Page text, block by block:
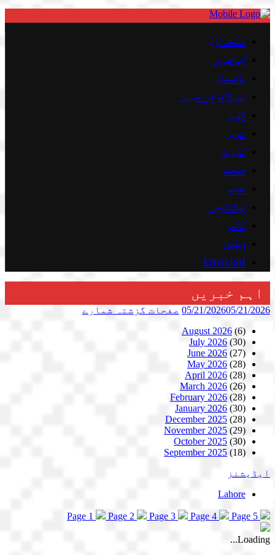
صفحہ اوّل
اہم خبریں
پاکستان
بین الاقوامی خبریں
کھیل
شوبز
کاروبار
صحت
تعلیم
ٹیکنالوجی
کالمز
ویڈیوز
ENGLISH
اہم خبریں
05/21/202605/21/2026 صفحات گزشتہ شمارے
August 2026 (6)
July 2026 (30)
June 2026 (27)
May 2026 (28)
April 2026 (28)
March 2026 (26)
February 2026 (28)
January 2026 (30)
December 2025 (28)
November 2025 (29)
October 2025 (30)
September 2025 (18)
ایڈیشنز
Lahore
Page 1 Page 2 Page 3 Page 4 Page 5
Loading...